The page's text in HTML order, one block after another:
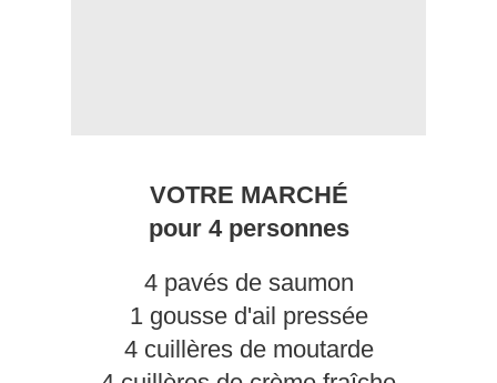
VOTRE MARCHÉ
pour 4 personnes
4 pavés de saumon
1 gousse d'ail pressée
4 cuillères de moutarde